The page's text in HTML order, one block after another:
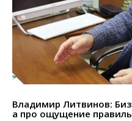
Владимир Литвинов:
а про ощущение